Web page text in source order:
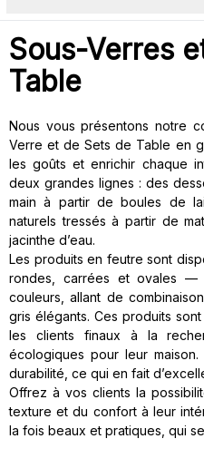
Sous-Verres
Table
Nous vous présentons notre
Verre et de Sets de Table en
les goûts et enrichir chaque
deux grandes lignes : des
main à partir de boules de
naturels tressés à partir de
jacinthe d’eau.
Les produits en feutre sont
rondes, carrées et ovales
couleurs, allant de
gris élégants. Ces produits
les clients finaux à la
écologiques pour leur
durabilité, ce qui en fait
Offrez à vos clients la
texture et du confort à leur
la fois beaux et pratiques, qui